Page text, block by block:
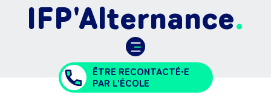
IFP'Alternance
ÊTRE RECONTACTÉ•E
PAR L'ÉCOLE